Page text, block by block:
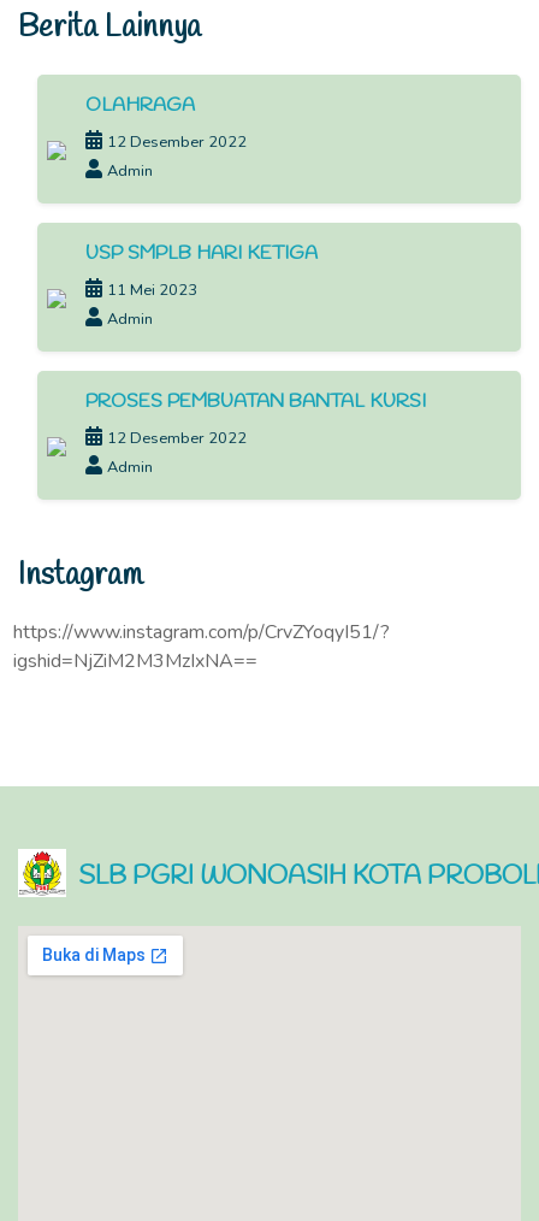
Berita Lainnya
OLAHRAGA
12 Desember 2022
Admin
USP SMPLB HARI KETIGA
11 Mei 2023
Admin
PROSES PEMBUATAN BANTAL KURSI
12 Desember 2022
Admin
Instagram
https://www.instagram.com/p/CrvZYoqyI51/?
igshid=NjZiM2M3MzIxNA==
SLB PGRI WONOASIH KOTA